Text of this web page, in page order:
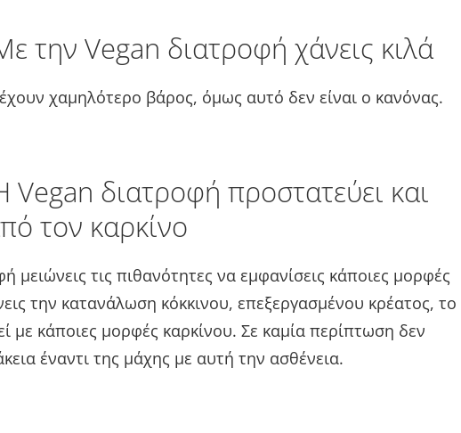
την Vegan διατροφή χάνεις κιλά
χαμηλότερο βάρος, όμως αυτό δεν είναι ο κανόνας.
διατροφή προστατεύει και
τον καρκίνο
μειώνεις τις πιθανότητες να εμφανίσεις κάποιες μορφές
την κατανάλωση κόκκινου, επεξεργασμένου κρέατος, το
με κάποιες μορφές καρκίνου. Σε καμία περίπτωση δεν
έναντι της μάχης με αυτή την ασθένεια.